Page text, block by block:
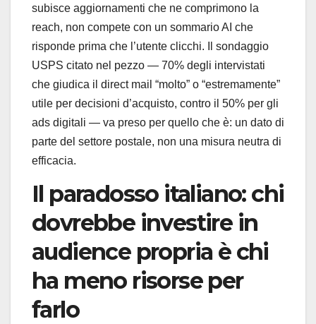
subisce aggiornamenti che ne comprimono la
reach, non compete con un sommario AI che
risponde prima che l’utente clicchi. Il sondaggio
USPS citato nel pezzo — 70% degli intervistati
che giudica il direct mail “molto” o “estremamente”
utile per decisioni d’acquisto, contro il 50% per gli
ads digitali — va preso per quello che è: un dato di
parte del settore postale, non una misura neutra di
efficacia.
Il paradosso italiano: chi
dovrebbe investire in
audience propria è chi
ha meno risorse per
farlo